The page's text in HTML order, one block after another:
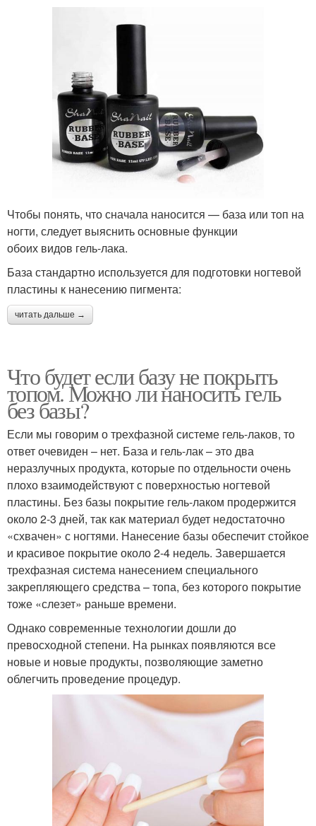
Чтобы понять, что сначала наносится — база или топ на
ногти, следует выяснить основные функции
обоих видов гель-лака.
База стандартно используется для подготовки ногтевой
пластины к нанесению пигмента:
читать дальше →
Что будет если базу не покрыть
топом. Можно ли наносить гель
без базы?
Если мы говорим о трехфазной системе гель-лаков, то
ответ очевиден – нет. База и гель-лак – это два
неразлучных продукта, которые по отдельности очень
плохо взаимодействуют с поверхностью ногтевой
пластины. Без базы покрытие гель-лаком продержится
около 2-3 дней, так как материал будет недостаточно
«схвачен» с ногтями. Нанесение базы обеспечит стойкое
и красивое покрытие около 2-4 недель. Завершается
трехфазная система нанесением специального
закрепляющего средства – топа, без которого покрытие
тоже «слезет» раньше времени.
Однако современные технологии дошли до
превосходной степени. На рынках появляются все
новые и новые продукты, позволяющие заметно
облегчить проведение процедур.